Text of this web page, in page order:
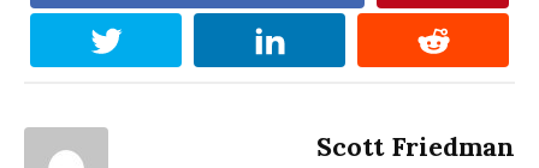
Scott Friedman